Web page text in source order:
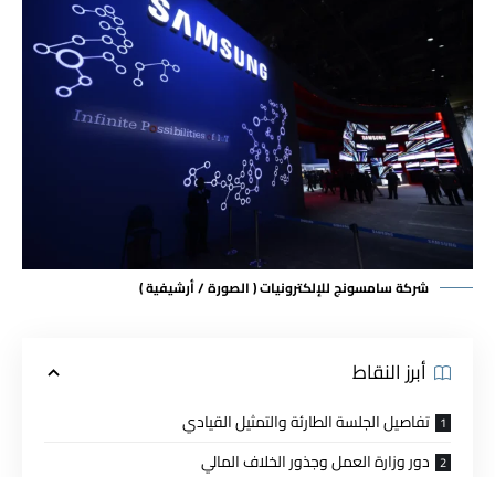
شركة سامسونج للإلكترونيات ( الصورة / أرشيفية )
أبرز النقاط
تفاصيل الجلسة الطارئة والتمثيل القيادي
دور وزارة العمل وجذور الخلاف المالي